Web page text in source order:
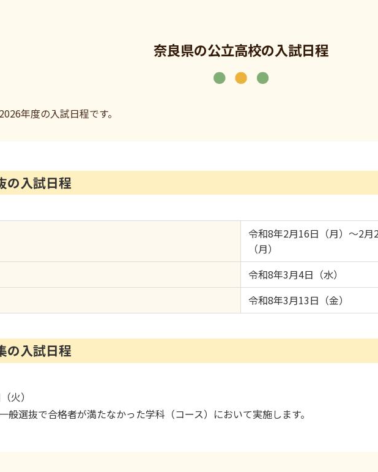
奈良県の公立高校の入試日程
年度の入試日程です。
の入試日程
令和8年2月16日（月）～2
（月）
令和8年3月4日（水）
令和8年3月13日（金）
の入試日程
火）
般選抜で合格者が満たなかった学科（コース）において実施します。